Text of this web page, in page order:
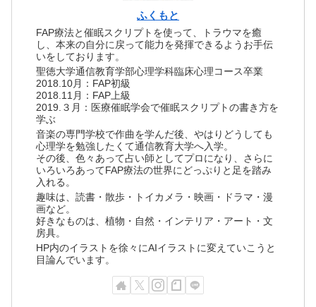
ふくもと
FAP療法と催眠スクリプトを使って、トラウマを癒
し、本来の自分に戻って能力を発揮できるようお手伝
いをしております。
聖徳大学通信教育学部心理学科臨床心理コース卒業
2018.10月：FAP初級
2018.11月：FAP上級
2019.３月：医療催眠学会で催眠スクリプトの書き方を
学ぶ
音楽の専門学校で作曲を学んだ後、やはりどうしても
心理学を勉強したくて通信教育大学へ入学。
その後、色々あって占い師としてプロになり、さらに
いろいろあってFAP療法の世界にどっぷりと足を踏み
入れる。
趣味は、読書・散歩・トイカメラ・映画・ドラマ・漫
画など。
好きなものは、植物・自然・インテリア・アート・文
房具。
HP内のイラストを徐々にAIイラストに変えていこうと
目論んでいます。